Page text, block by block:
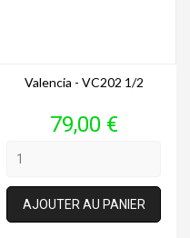
Valencia - VC202 1/2
Prix
79,00 €
AJOUTER AU PANIER